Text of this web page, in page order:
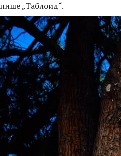
пише „Таблоид“.